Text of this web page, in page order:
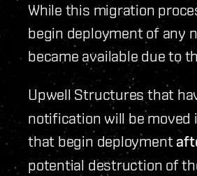
While this migration
begin deployment of any
became available due to
Upwell Structures that
notification will be
that begin deployment
potential destruction of